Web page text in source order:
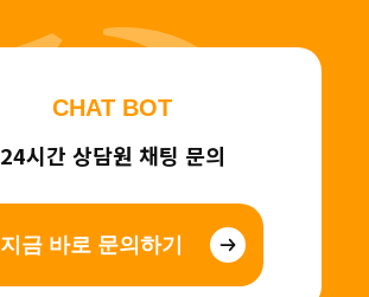
CHAT BOT
24시간 상담원 채팅 문의
지금 바로 문의하기